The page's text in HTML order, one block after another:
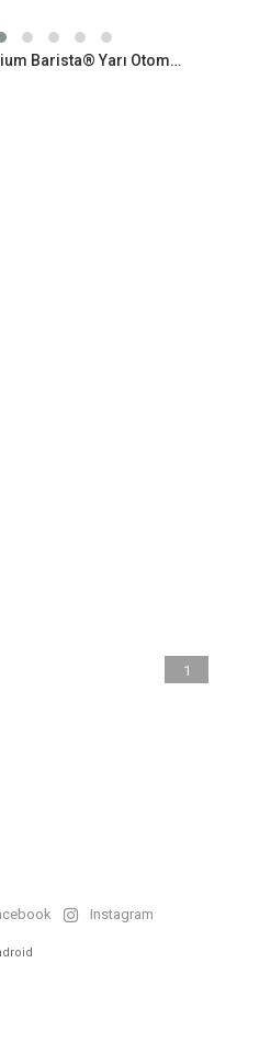
EM 3450 Imperium Barista® Yarı Otomatik Espresso Makinesi
1
Instagram